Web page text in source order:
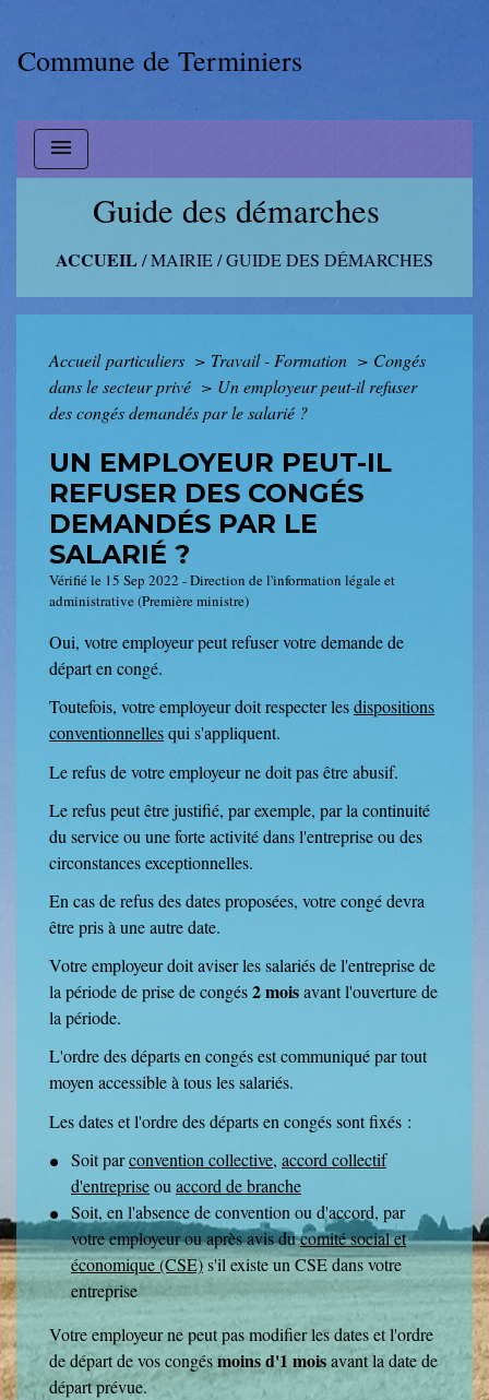
Commune de Terminiers
menu
Guide des démarches
ACCUEIL /MAIRIE/GUIDE DES DÉMARCHES
Accueil particuliers > Travail - Formation > Congés
dans le secteur privé > Un employeur peut-il refuser
des congés demandés par le salarié ?
UN EMPLOYEUR PEUT-IL
REFUSER DES CONGÉS
DEMANDÉS PAR LE
SALARIÉ ?
Vérifié le 15 Sep 2022 - Direction de l'information légale et
administrative (Première ministre)
Oui, votre employeur peut refuser votre demande de
départ en congé.
Toutefois, votre employeur doit respecter lesdispositions
conventionnellesqui s'appliquent.
Le refus de votre employeur ne doit pas être abusif.
Le refus peut être justifié, par exemple, par la continuité
du service ou une forte activité dans l'entreprise ou des
circonstances exceptionnelles.
En cas de refus des dates proposées, votre congé devra
être pris à une autre date.
Votre employeur doit aviser les salariés de l'entreprise de
la période de prise de congés2 moisavant l'ouverture de
la période.
L'ordre des départs en congés est communiqué par tout
moyen accessible à tous les salariés.
Les dates et l'ordre des départs en congés sont fixés :
Soit parconvention collective, accord collectif
d'entrepriseou accord de branche
Soit, en l'absence de convention ou d'accord, par
votre employeur ou après avis ducomité social et
économique (CSE)s'il existe un CSE dans votre
entreprise
Votre employeur ne peut pas modifier les dates et l'ordre
de départ de vos congésmoins d'1 moisavant la date de
départ prévue.